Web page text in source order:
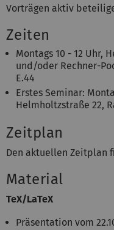
Vorträgen aktiv
Zeiten
Montags 10 - 12 Uhr,
und/oder Rechner-
E.44
Erstes Seminar:
Helmholtzstraße 22,
Zeitplan
Den aktuellen Zeitplan
Material
TeX/LaTeX
Präsentation vom